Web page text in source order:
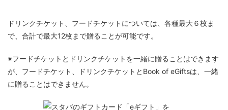
ドリンクチケット、フードチケットについては、各種最大６枚ま
で、合計で最大12枚まで贈ることが可能です。
※フードチケットとドリンクチケットを一緒に贈ることはできます
が、フードチケット、ドリンクチケットとBook of eGiftsは、一緒
に贈ることはできません。